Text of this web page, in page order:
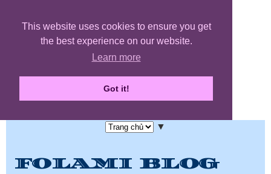
This website uses cookies to ensure you get
the best experience on our website.
Learn more
Got it!
▼
FOLAMI BLOG